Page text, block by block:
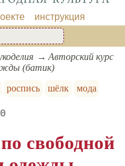
инструкция
Авторский курс
(батик)
роспись шёлк мода
свободной